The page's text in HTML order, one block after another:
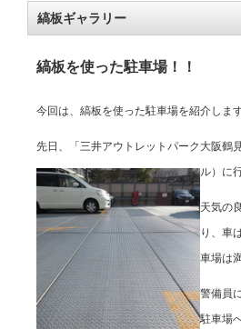
縞板ギャラリー
縞板を使った駐車場！！
今回は、縞板を使った駐車場を紹介します
先日、「三井アウトレットパーク大阪鶴
ル）に
天気の
り、車
車場は
警備員
駐車場